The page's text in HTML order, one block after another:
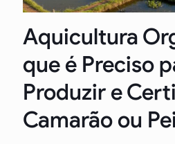
Aquicultura
que é Preciso
Produzir e
Camarão ou